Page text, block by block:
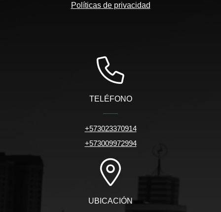
Políticas de privacidad
TELÉFONO
+573023370914
+573009972994
UBICACIÓN